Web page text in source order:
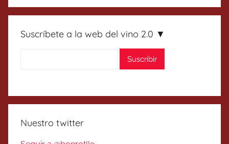
Suscríbete a la web del vino 2.0 ▼
Nuestro twitter